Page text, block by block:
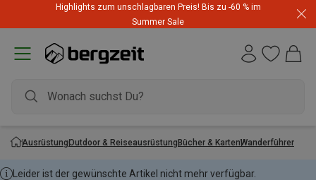
Highlights zum unschlagbaren Preis! Bis zu -60 % im
Summer Sale
Dynafit Hammerangebot! Reduzierte Outfits für neue
Abenteuer
AusrüstungOutdoor & ReiseausrüstungBücher & KartenWanderführer
Leider ist der gewünschte Artikel nicht mehr verfügbar.